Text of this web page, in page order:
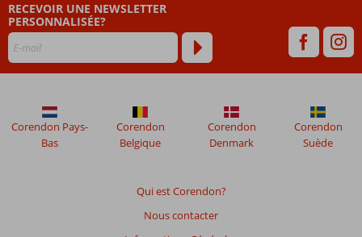
RECEVOIR UNE NEWSLETTER
PERSONNALISÉE?
Qui est Corendon?
Nous contacter
Corendon Pays-
Bas
Corendon
Belgique
Corendon
Denmark
Corendon
Suède